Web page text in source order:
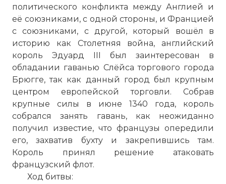
политического конфликта между Англией и
её союзниками, с одной стороны, и Францией
с союзниками, с другой, который вошёл в
историю как Столетняя война, английский
король Эдуард III был заинтересован в
обладании гаванью Слёйса торгового города
Брюгге, так как данный город был крупным
центром европейской торговли. Собрав
крупные силы в июне 1340 года, король
собрался занять гавань, как неожиданно
получил известие, что французы опередили
его, захватив бухту и закрепившись там.
Король принял решение атаковать
французский флот.
Ход битвы: